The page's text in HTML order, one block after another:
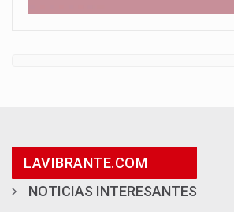
LAVIBRANTE.COM
NOTICIAS INTERESANTES